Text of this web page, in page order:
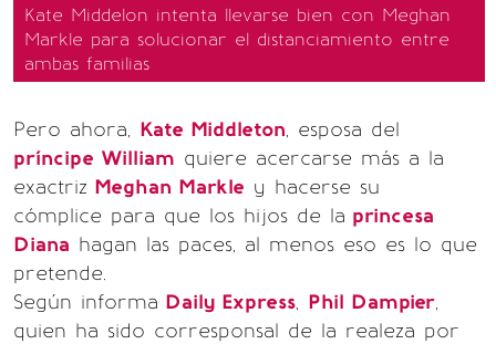
Kate Middelon intenta llevarse bien con Meghan
Markle para solucionar el distanciamiento entre
ambas familias
Pero ahora, Kate Middleton, esposa del
príncipe William quiere acercarse más a la
exactriz Meghan Markle y hacerse su
cómplice para que los hijos de la princesa
Diana hagan las paces, al menos eso es lo que
pretende.
Según informa Daily Express, Phil Dampier,
quien ha sido corresponsal de la realeza por